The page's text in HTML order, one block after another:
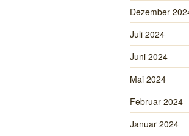
Dezember
Juli 2024
Juni 2024
Mai 2024
Februar 2024
Januar 2024